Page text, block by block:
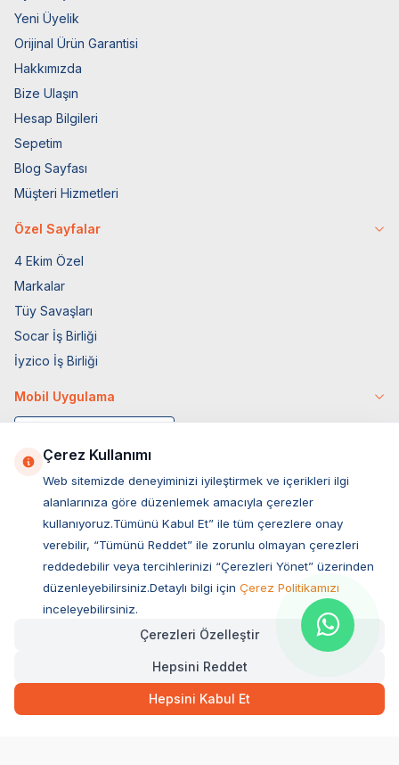
Yeni Üyelik
Orijinal Ürün Garantisi
Hakkımızda
Bize Ulaşın
Hesap Bilgileri
Sepetim
Blog Sayfası
Müşteri Hizmetleri
Özel Sayfalar
4 Ekim Özel
Markalar
Tüy Savaşları
Socar İş Birliği
İyzico İş Birliği
Mobil Uygulama
Müşteri Hizmetleri
Sıkça Sorulan Sorular
Ovacık Mah. Hacıoğlu Sok. No:13 Başiskele / KOCAELİ
Müşteri Destek Hattı
Çerez Kullanımı
Web sitemizde deneyiminizi iyileştirmek ve içerikleri ilgi
alanlarınıza göre düzenlemek amacıyla çerezler
kullanıyoruz.Tümünü Kabul Et” ile tüm çerezlere onay
verebilir, “Tümünü Reddet” ile zorunlu olmayan çerezleri
reddedebilir veya tercihlerinizi “Çerezleri Yönet” üzerinden
düzenleyebilirsiniz.Detaylı bilgi için Çerez Politikamızı
inceleyebilirsiniz.
Çerezleri Özelleştir
Hepsini Reddet
Hepsini Kabul Et